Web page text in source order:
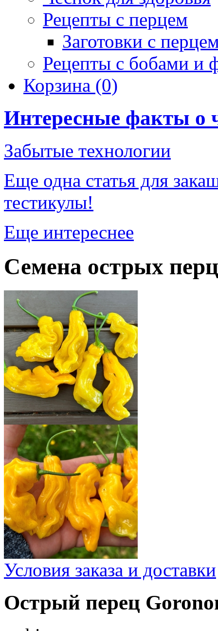
Рецепты с перцем
Заготовки с
Рецепты с бобами и
Корзина (0)
Интересные факты о
Забытые технологии
Еще одна статья для
тестикулы!
Еще интереснее
Семена острых
Условия заказа и доставки
Острый перец